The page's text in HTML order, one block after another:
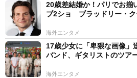
20歳差結婚か！パリでお揃
ブ2ショ ブラッドリー・ク
海外エンタメ
17歳少女に「卑猥な画像
バンド、ギタリストのツア
海外エンタメ